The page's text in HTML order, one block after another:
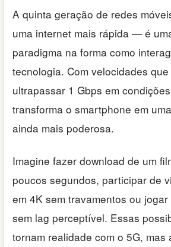
A quinta geração de redes
uma internet mais rápida — é
paradigma na forma como
tecnologia. Com velocidades
ultrapassar 1 Gbps em
transforma o smartphone em
ainda mais poderosa.
Imagine fazer download de um
poucos segundos, participar de
em 4K sem travamentos ou
sem lag perceptível. Essas
tornam realidade com o 5G, mas